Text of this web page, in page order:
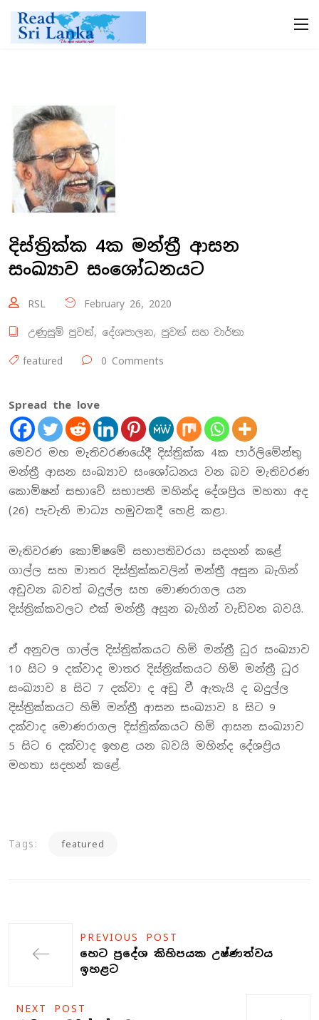
දිස්ත්‍රික්ක 4ක මන්ත්‍රී ආසන
සංඛ්‍යාව සංශෝධනයට
RSL February 26, 2020
උණුසුම් පුවත්, දේශපාලන, පුවත් සහ වාර්තා
featured 0 Comments
Spread the love
මෙවර මහ මැතිවරණයේදී දිස්ත්‍රික්ක 4ක පාර්ලිමේන්තු
මන්ත්‍රී ආසන සංඛ්‍යාව සංශෝධනය වන බව මැතිවරණ
කොමිෂන් සභාවේ සභාපති මහින්ද දේශප්‍රිය මහතා අද
(26) පැවැති මාධ්‍ය හමුවකදී හෙළි කළා.
මැතිවරණ කොමිෂමේ සභාපතිවරයා සදහන් කළේ
ගාල්ල සහ මාතර දිස්ත්‍රික්කවලින් මන්ත්‍රී අසුන බැගින්
අඩුවන බවත් බදුල්ල සහ මොණරාගල යන
දිස්ත්‍රික්කවලට එක් මන්ත්‍රී අසුන බැගින් වැඩිවන බවයි.
ඒ අනුවල ගාල්ල දිස්ත්‍රික්කයට හිමි මන්ත්‍රී ධුර සංඛ්‍යාව
10 සිට 9 දක්වාද මාතර දිස්ත්‍රික්කයට හිමි මන්ත්‍රී ධුර
සංඛ්‍යාව 8 සිට 7 දක්වා ද අඩු වී ඇතැයි ද බදුල්ල
දිස්ත්‍රික්කයට හිමි මන්ත්‍රී ආසන සංඛ්‍යාව 8 සිට 9
දක්වාද මොණරාගල දිස්ත්‍රික්කයට හිමි ආසන සංඛ්‍යාව
5 සිට 6 දක්වාද ඉහළ යන බවයි මහින්ද දේශප‍්‍රිය
මහතා සදහන් කළේ.
Tags: featured
PREVIOUS POST
හෙට ප්‍රදේශ කිහිපයක උෂ්ණත්වය
ඉහළට
NEXT POST